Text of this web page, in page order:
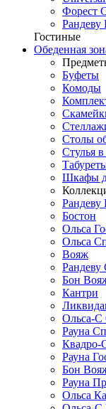
Форест
Рандеву
Гостиные
Обеденная
Буфеты
Комоды
Столы
Стулья
Шкафы
Рандеву
Бостон
Ольса
Ольса
Вояж
Рандеву
Бон
Кантри
Ольса-С
Рауна
Квадро-
Рауна
Бон
Рауна
Ольса